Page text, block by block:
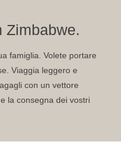
Zimbabwe.
famiglia. Volete portare
Viaggia leggero e
con un vettore
la consegna dei vostri